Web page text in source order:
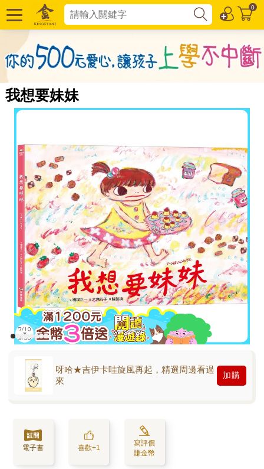
0
我想要妹妹
呀哈★吉伊卡哇旋風再起，精選周邊看過
來
加購
電子書 喜歡+1
寫評價
賺金幣